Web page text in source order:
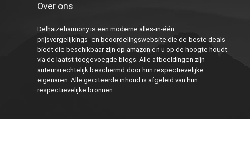
Over ons
Delhaizeharmony is een moderne alles-in-één
prijsvergelijkings- en beoordelingswebsite die de beste deals
biedt die beschikbaar zijn op amazon en u op de hoogte houdt
via de laatst toegevoegde blogs. Alle afbeeldingen zijn
auteursrechtelijk beschermd door hun respectievelijke
eigenaren. Alle geciteerde inhoud is afgeleid van hun
respectievelijke bronnen.